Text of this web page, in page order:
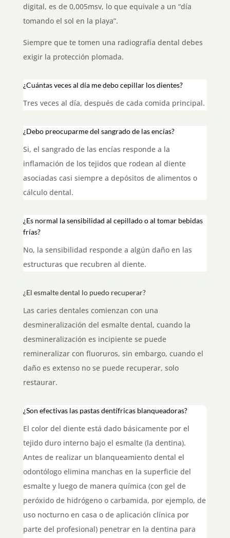
digital, es de 0,005msv, lo que equivale a un “día
tomando el sol en la playa”.
Siempre que te tomen una radiografía dental debes
exigir la protección plomada.
¿Cuántas veces al día me debo cepillar los dientes?
Tres veces al día, después de cada comida principal.
¿Debo preocuparme del sangrado de las encías?
Si, el sangrado de las encías responde a la
inflamación de los tejidos que rodean al diente
asociadas casi siempre a depósitos de alimentos o
cálculo dental.
¿Es normal la sensibilidad al cepillado o al tomar bebidas
frías?
No, la sensibilidad responde a algún daño en las
estructuras que recubren al diente.
¿El esmalte dental lo puedo recuperar?
Las caries dentales comienzan con una
desmineralización del esmalte dental, cuando la
desmineralización es incipiente se puede
remineralizar con fluoruros, sin embargo, cuando el
daño es extenso no se puede recuperar, solo
restaurar.
¿Son efectivas las pastas dentífricas blanqueadoras?
El color del diente está dado básicamente por el
tejido duro interno bajo el esmalte (la dentina).
Antes de realizar un blanqueamiento dental el
odontólogo elimina manchas en la superficie del
esmalte y luego de manera química (con gel de
peróxido de hidrógeno o carbamida, por ejemplo, de
uso nocturno en casa o de aplicación clínica por
parte del profesional) penetrar en la dentina para